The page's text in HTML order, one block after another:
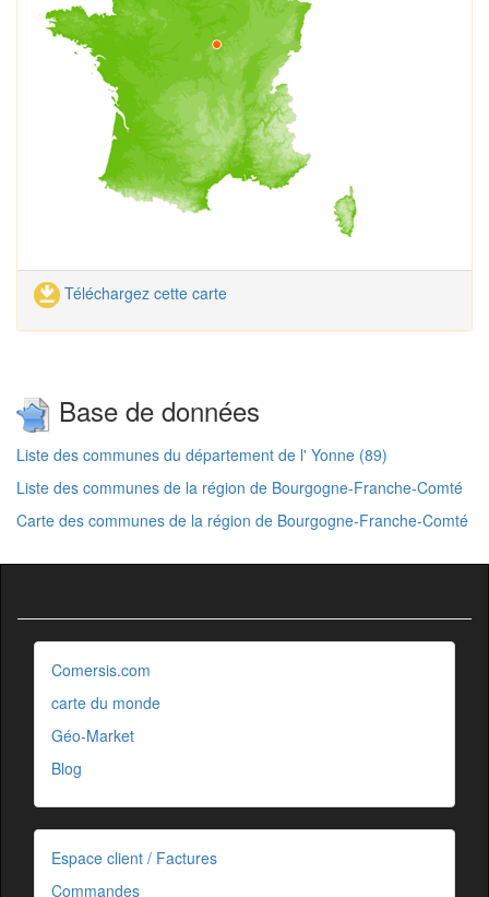
Téléchargez cette carte
Base de données
Liste des communes du département de l' Yonne (89)
Liste des communes de la région de Bourgogne-Franche-Comté
Carte des communes de la région de Bourgogne-Franche-Comté
Comersis.com
carte du monde
Géo-Market
Blog
Espace client / Factures
Commandes